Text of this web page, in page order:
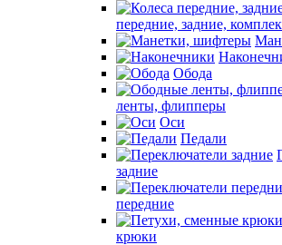
передние, задние,
Обода
ленты, флипперы
Оси
Педали
задние
передние
крюки